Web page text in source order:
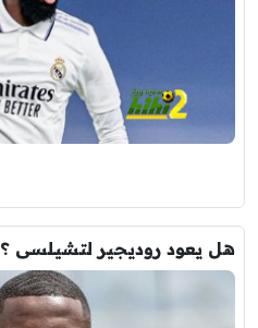
هل يعود روديجير لتشيلسى ؟